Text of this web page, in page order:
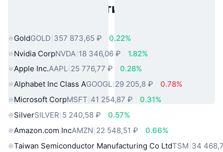
Популярные активы реального
GoldGOLD 357 873,65 ₽
0.22%
Nvidia CorpNVDA 18 346,06 ₽
1.82%
Apple Inc.AAPL 25 776,77 ₽
0.28%
Alphabet Inc Class AGOOGL 29 205,8 ₽
0.78%
Microsoft CorpMSFT 41 254,87 ₽
0.31%
SilverSILVER 5 240,58 ₽
0.57%
Amazon.com IncAMZN 22 548,51 ₽
0.66%
Taiwan Semiconductor Manufacturing Co LtdTSM 34